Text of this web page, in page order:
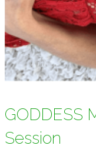
GODDESS
Session